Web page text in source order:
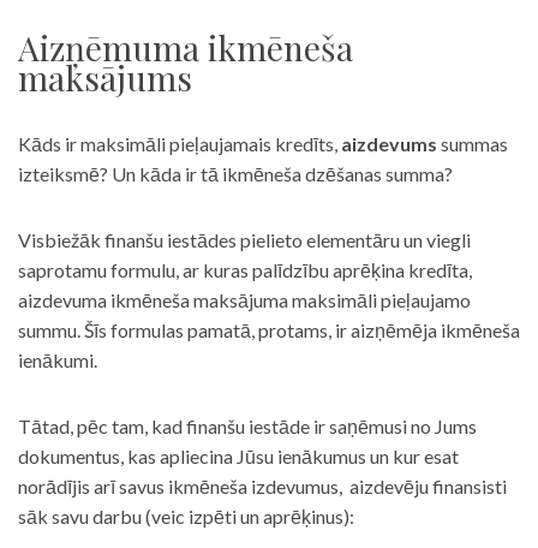
Aizņēmuma ikmēneša
maksājums
Kāds ir maksimāli pieļaujamais kredīts, aizdevums summas
izteiksmē? Un kāda ir tā ikmēneša dzēšanas summa?
Visbiežāk finanšu iestādes pielieto elementāru un viegli
saprotamu formulu, ar kuras palīdzību aprēķina kredīta,
aizdevuma ikmēneša maksājuma maksimāli pieļaujamo
summu. Šīs formulas pamatā, protams, ir aizņēmēja ikmēneša
ienākumi.
Tātad, pēc tam, kad finanšu iestāde ir saņēmusi no Jums
dokumentus, kas apliecina Jūsu ienākumus un kur esat
norādījis arī savus ikmēneša izdevumus, aizdevēju finansisti
sāk savu darbu (veic izpēti un aprēķinus):